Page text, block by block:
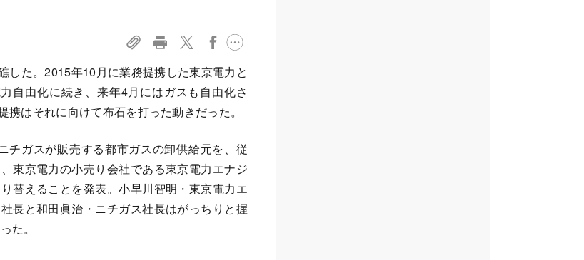
た。2015年10月に業務提携した東京電力と
自由化に続き、来年4月にはガスも自由化さ
はそれに向けて布石を打った動きだった。
チガスが販売する都市ガスの卸供給元を、従
東京電力の小売り会社である東京電力エナジ
替えることを発表。小早川智明・東京電力エ
長と和田眞治・ニチガス社長はがっちりと握
た。